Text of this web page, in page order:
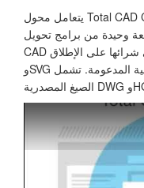
يتعامل محول Total CAD Converter أيضًا مع مجموعة كبيرة من
وحيدة من برامج تحويل
CAD التي ستحتاج إلى شرائها على الإطلاق. PDF وPNG وJPEG
وSVG هي فقط بعض من صيغ المخرجات الإضافية المدعومة. تشمل